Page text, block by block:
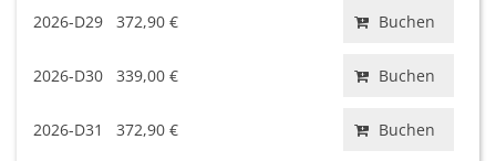
2026-D29 372,90 € Buchen
2026-D30 339,00 € Buchen
2026-D31 372,90 € Buchen